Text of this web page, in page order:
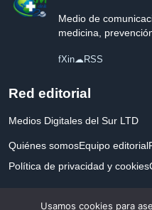
Medio de
medicina,
fXin☁RSS
Red editorial
Medios Digitales del Sur LTD
Quiénes somosEquipo editorial
Política de privacidad y cookies
Usamos cookies para